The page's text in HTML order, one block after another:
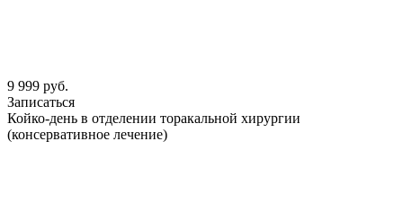
9 999 руб.
Записаться
Койко-день в отделении торакальной хирургии
(консервативное лечение)